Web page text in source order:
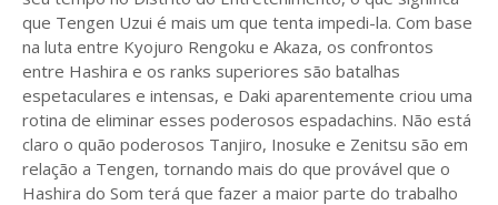
que Tengen Uzui é mais um que tenta impedi-la. Com base
na luta entre Kyojuro Rengoku e Akaza, os confrontos
entre Hashira e os ranks superiores são batalhas
espetaculares e intensas, e Daki aparentemente criou uma
rotina de eliminar esses poderosos espadachins. Não está
claro o quão poderosos Tanjiro, Inosuke e Zenitsu são em
relação a Tengen, tornando mais do que provável que o
Hashira do Som terá que fazer a maior parte do trabalho